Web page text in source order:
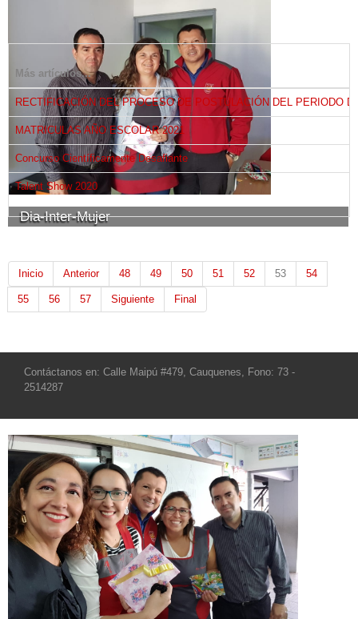
Dia-Inter-Mujer
Más artículos...
RECTIFICACIÓN DEL PROCESO DE POSTULACIÓN DEL PERIODO
MATRICULAS AÑO ESCOLAR 2021
Concurso Científicamente Desafiante
Talent Show 2020
Inicio Anterior 48 49 50 51 52 53 54
55 56 57 Siguiente Final
Contáctanos en: Calle Maipú #479, Cauquenes, Fono: 73 -
2514287